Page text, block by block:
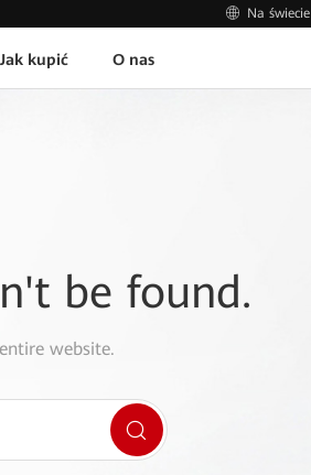
Na świecie
Jak kupić O nas
be found.
website.